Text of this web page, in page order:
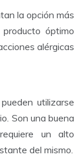
la opción más
óptimo
alérgicas
utilizarse
Son una buena
un alto
del mismo.